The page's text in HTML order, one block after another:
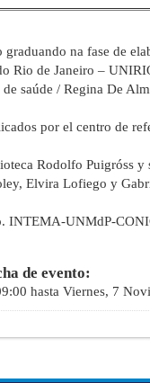
na fase de
Rio de Janeiro –
saúde / Regina De
por el centro de
Rodolfo Puigróss
Elvira Lofiego y
INTEMA-UNMdP-
de evento:
hasta Viernes, 7